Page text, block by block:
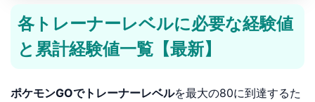
各トレーナーレベルに必要な経験値
と累計経験値一覧【最新】
ポケモンGOでトレーナーレベルを最大の80に到達するた